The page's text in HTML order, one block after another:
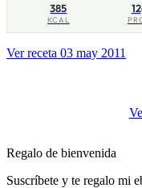
385
KCAL
Ver receta 03 may 2011
Regalo de bienvenida
Suscríbete y te regalo mi